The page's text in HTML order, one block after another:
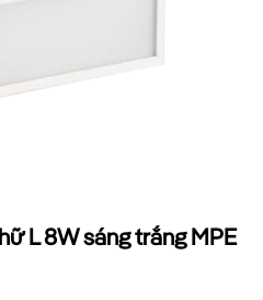
L 8W sáng trắng MPE